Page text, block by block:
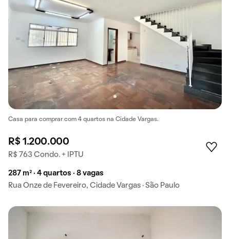
Casa para comprar com 4 quartos na Cidade Vargas.
R$ 1.200.000
R$ 763 Condo. + IPTU
287 m² · 4 quartos · 8 vagas
Rua Onze de Fevereiro, Cidade Vargas · São Paulo